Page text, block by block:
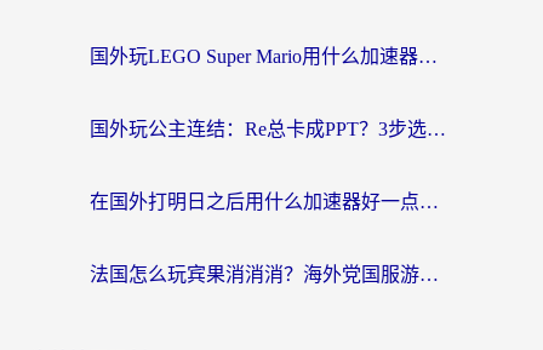
国外玩LEGO Super Mario用什么加速器？2026海外玩家亲测有效指南
国外玩公主连结：Re总卡成PPT？3步选对加速器，畅玩国服无压力
在国外打明日之后用什么加速器好一点？海外玩家亲测有效的国服游戏加速指南
法国怎么玩宾果消消消？海外党国服游戏加速器终极指南（附漫威召唤与合成解决办法）